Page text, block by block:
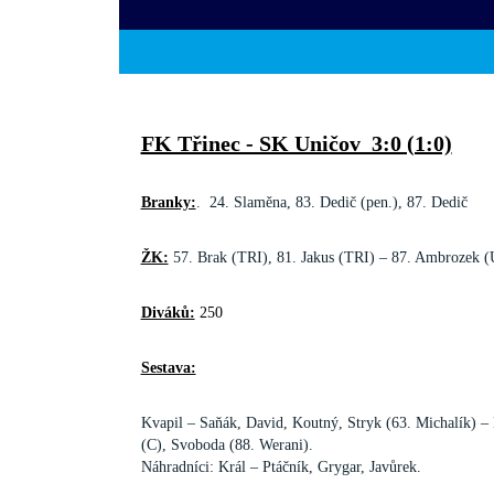
FK Třinec - SK Uničov 3:0 (1:0)
Branky:. 24. Slaměna, 83. Dedič (pen.), 87. Dedič
ŽK: 57. Brak (TRI), 81. Jakus (TRI) – 87. Ambrozek
Diváků: 250
Sestava:
Kvapil – Saňák, David, Koutný, Stryk (63. Michalík) –
(C), Svoboda (88. Werani).
Náhradníci: Král – Ptáčník, Grygar, Javůrek.